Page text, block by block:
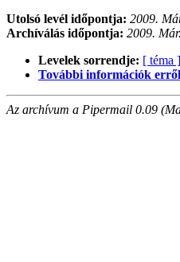
Utolsó levél időpontja: 2009.
Archíválás időpontja: 2009.
Levelek sorrendje: [ téma ]
További információk
Az archívum a Pipermail 0.09